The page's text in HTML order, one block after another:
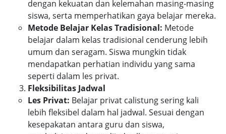
dengan kekuatan dan kelemahan masing-masing
siswa, serta memperhatikan gaya belajar mereka.
Metode Belajar Kelas Tradisional: Metode
belajar dalam kelas tradisional cenderung lebih
umum dan seragam. Siswa mungkin tidak
mendapatkan perhatian individu yang sama
seperti dalam les privat.
Fleksibilitas Jadwal
Les Privat: Belajar privat calistung sering kali
lebih fleksibel dalam hal jadwal. Sesuai dengan
kesepakatan antara guru dan siswa,